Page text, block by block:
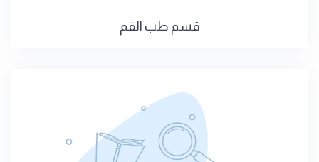
قسم طب الفم